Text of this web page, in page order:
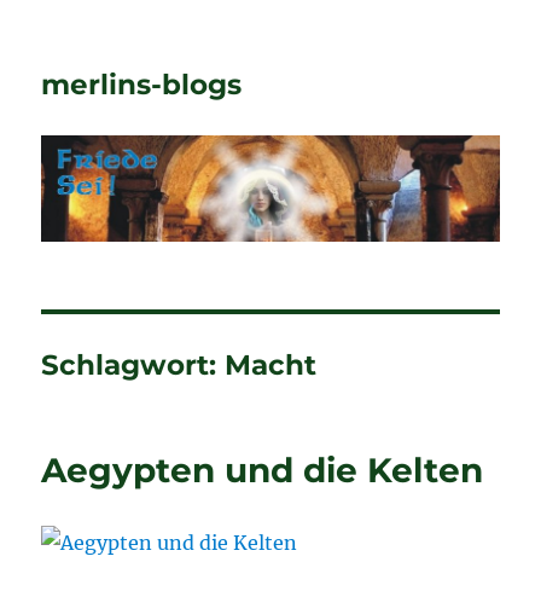
merlins-blogs
Schlagwort: Macht
Aegypten und die Kelten